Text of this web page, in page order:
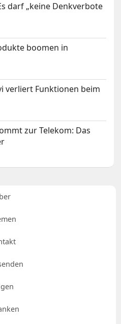
darf „keine Denkverbote
boomen in
verliert Funktionen beim
zur Telekom: Das